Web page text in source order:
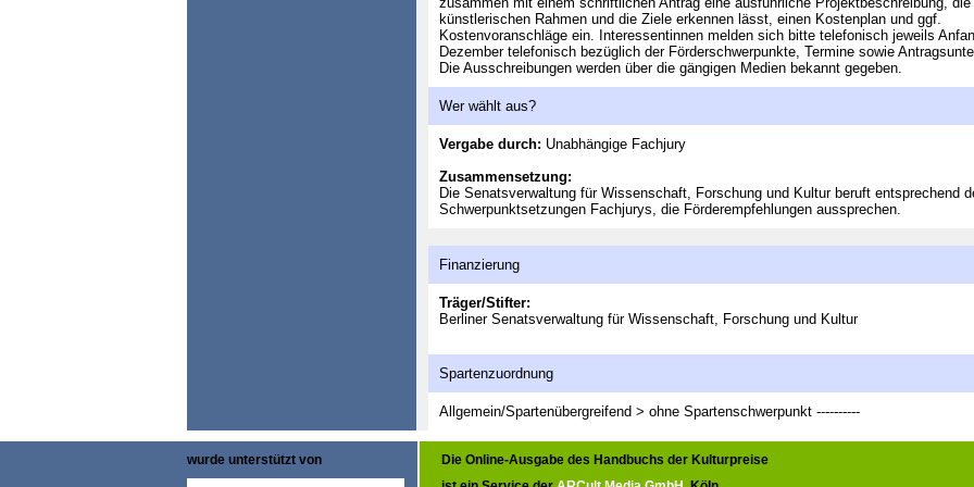
künstlerischen Rahmen und die Ziele erkennen lässt, einen Kostenplan und ggf.
Kostenvoranschläge ein. Interessentinnen melden sich bitte telefonisch jeweils
Dezember telefonisch bezüglich der Förderschwerpunkte, Termine sowie
Die Ausschreibungen werden über die gängigen Medien bekannt gegeben.
Wer wählt aus?
Vergabe durch: Unabhängige Fachjury
Zusammensetzung:
Die Senatsverwaltung für Wissenschaft, Forschung und Kultur beruft entsprechend
Schwerpunktsetzungen Fachjurys, die Förderempfehlungen aussprechen.
Finanzierung
Träger/Stifter:
Berliner Senatsverwaltung für Wissenschaft, Forschung und Kultur
Spartenzuordnung
Allgemein/Spartenübergreifend > ohne Spartenschwerpunkt ----------
wurde unterstützt von
Die Online-Ausgabe des Handbuchs der Kulturpreise